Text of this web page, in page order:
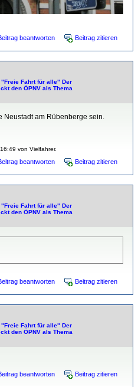
beantworten Beitrag zitieren
Fahrt für alle" Der
den ÖPNV als Thema
Neustadt am Rübenberge sein.
von Vielfahrer.
beantworten Beitrag zitieren
Fahrt für alle" Der
den ÖPNV als Thema
beantworten Beitrag zitieren
Fahrt für alle" Der
den ÖPNV als Thema
beantworten Beitrag zitieren